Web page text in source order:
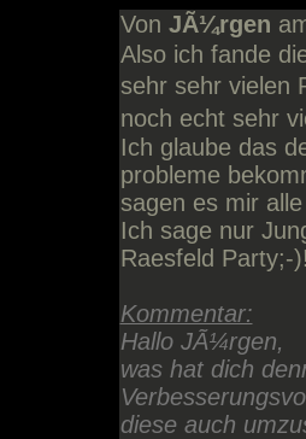
Von JÃ¼rgen
Also ich fande
sehr sehr vielen
noch echt sehr
Ich glaube das
probleme
sagen es mir
Ich sage nur
Raesfeld Party;-
Kommentar:
Hallo JÃ¼rgen,
was hat dich
diese auch